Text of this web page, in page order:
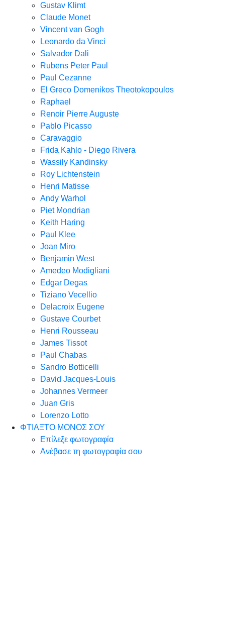
Gustav Klimt
Claude Monet
Vincent van Gogh
Leonardo da Vinci
Salvador Dali
Rubens Peter Paul
Paul Cezanne
El Greco Domenikos Theotokopoulos
Raphael
Renoir Pierre Auguste
Pablo Picasso
Caravaggio
Frida Kahlo - Diego Rivera
Wassily Kandinsky
Roy Lichtenstein
Henri Matisse
Andy Warhol
Piet Mondrian
Keith Haring
Paul Klee
Joan Miro
Benjamin West
Amedeo Modigliani
Edgar Degas
Tiziano Vecellio
Delacroix Eugene
Gustave Courbet
Henri Rousseau
James Tissot
Paul Chabas
Sandro Botticelli
David Jacques-Louis
Johannes Vermeer
Juan Gris
Lorenzo Lotto
ΦΤΙΑΞΤΟ ΜΟΝΟΣ ΣΟΥ
Επίλεξε φωτογραφία
Ανέβασε τη φωτογραφία σου